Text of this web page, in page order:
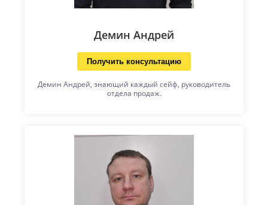
Демин Андрей
Получить консультацию
Демин Андрей, знающий каждый сейф, руководитель
отдела продаж.